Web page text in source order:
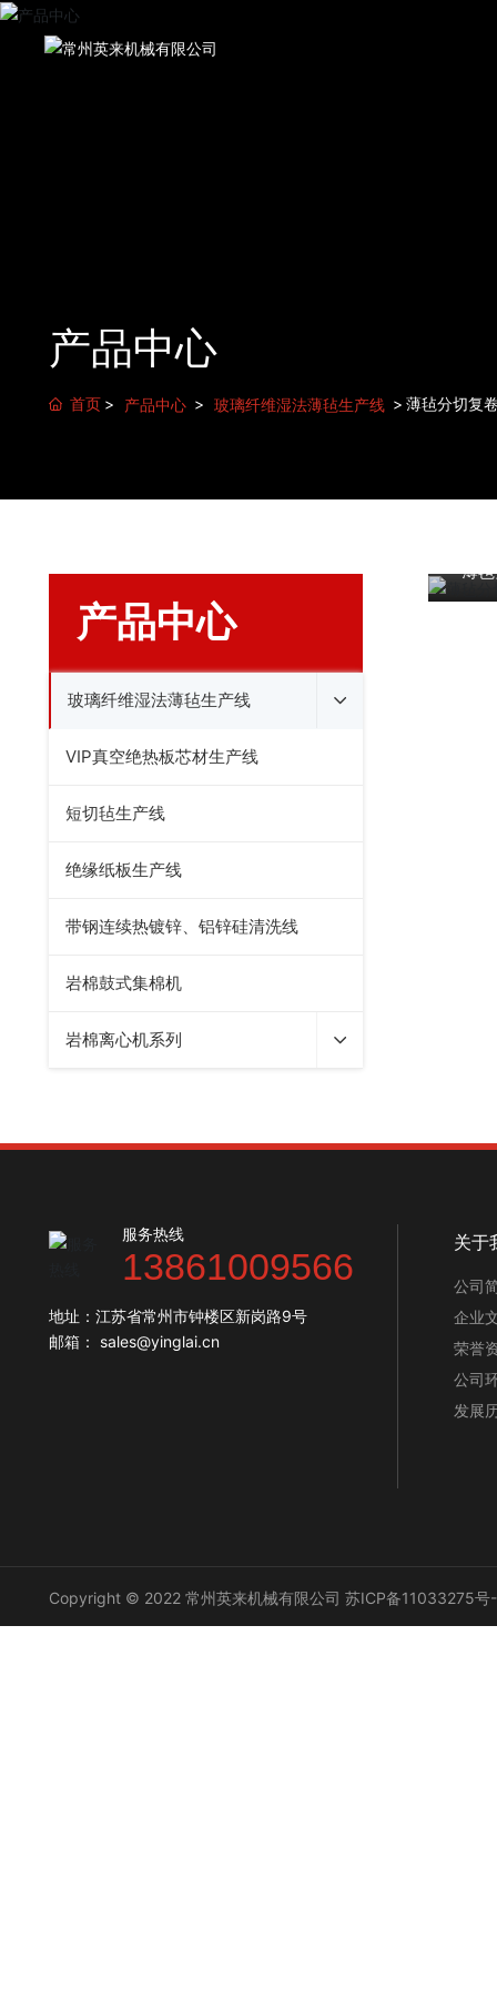
产品中心
首页 产品中心 玻璃纤维湿法薄毡生产线 薄毡分切复
产品中心
玻璃纤维湿法薄毡生产线
VIP真空绝热板芯材生产线
短切毡生产线
绝缘纸板生产线
带钢连续热镀锌、铝锌硅清洗线
岩棉鼓式集棉机
岩棉离心机系列
薄
服务热线
13861009566
地址：江苏省常州市钟楼区新岗路9号
邮箱： sales@yinglai.cn
关于
公司
企业
荣誉
公司
发展
Copyright © 2022 常州英来机械有限公司 苏ICP备11033275号-